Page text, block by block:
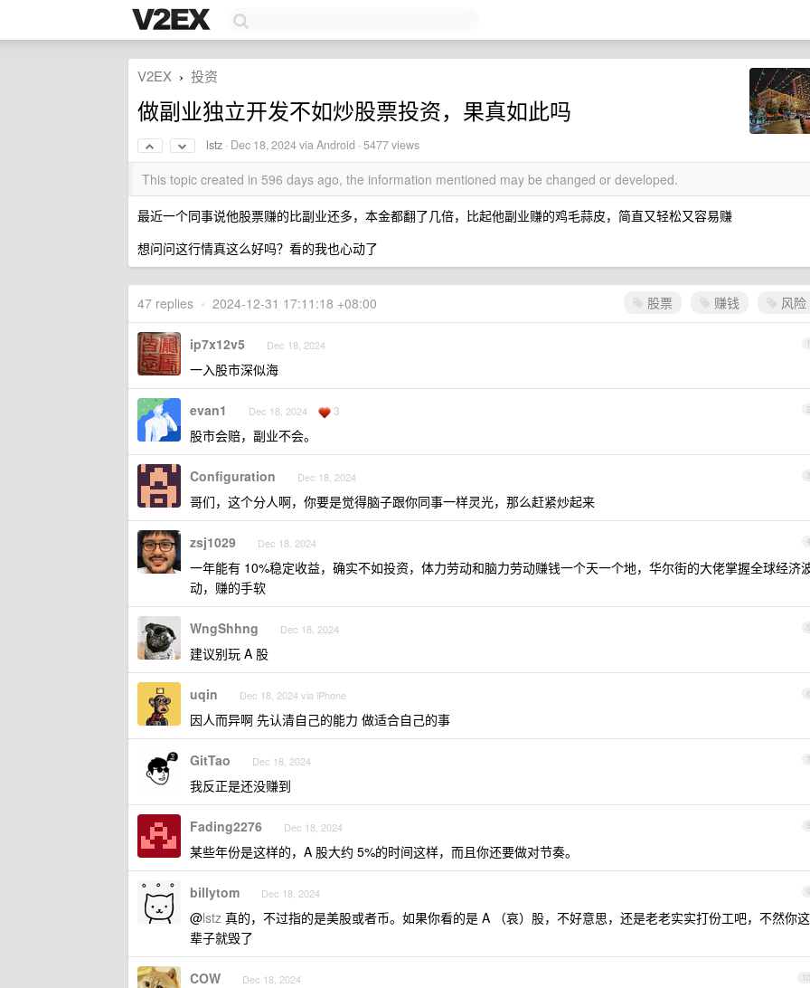
V2EX › 投资
做副业独立开发不如炒股票投资，果真如此吗
lstz · Dec 18, 2024via Android · 5477 views
This topic created in 596 days ago, the information mentioned may be changed or developed.
最近一个同事说他股票赚的比副业还多，本金都翻了几倍，比起他副业赚的鸡毛蒜皮，简直又轻松又容易赚
想问问这行情真这么好吗？看的我也心动了
股票 赚钱 风险
47 replies • 2024-12-31 17:11:18 +08:00
1
ip7x12v5 Dec 18, 2024
一入股市深似海
2
evan1 Dec 18, 2024 3
股市会赔，副业不会。
3
Configuration Dec 18, 2024
哥们，这个分人啊，你要是觉得脑子跟你同事一样灵光，那么赶紧炒起来
4
zsj1029 Dec 18, 2024
一年能有 10%稳定收益，确实不如投资，体力劳动和脑力劳动赚钱一个天一个地，华尔街的大佬掌握全球经济
动，赚的手软
5
WngShhng Dec 18, 2024
建议别玩 A 股
6
uqin Dec 18, 2024 via iPhone
因人而异啊 先认清自己的能力 做适合自己的事
7
GitTao Dec 18, 2024
我反正是还没赚到
8
Fading2276 Dec 18, 2024
某些年份是这样的，A 股大约 5%的时间这样，而且你还要做对节奏。
9
billytom Dec 18, 2024
@lstz 真的，不过指的是美股或者币。如果你看的是 A （哀）股，不好意思，还是老老实实打份工吧，不然你这
辈子就毁了
10
COW Dec 18, 2024